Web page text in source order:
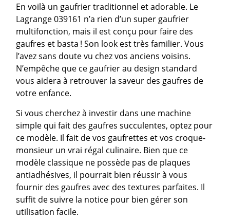
En voilà un gaufrier traditionnel et adorable. Le
Lagrange 039161 n’a rien d’un super gaufrier
multifonction, mais il est conçu pour faire des
gaufres et basta ! Son look est très familier. Vous
l’avez sans doute vu chez vos anciens voisins.
N’empêche que ce gaufrier au design standard
vous aidera à retrouver la saveur des gaufres de
votre enfance.
Si vous cherchez à investir dans une machine
simple qui fait des gaufres succulentes, optez pour
ce modèle. Il fait de vos gaufrettes et vos croque-
monsieur un vrai régal culinaire. Bien que ce
modèle classique ne possède pas de plaques
antiadhésives, il pourrait bien réussir à vous
fournir des gaufres avec des textures parfaites. Il
suffit de suivre la notice pour bien gérer son
utilisation facile.